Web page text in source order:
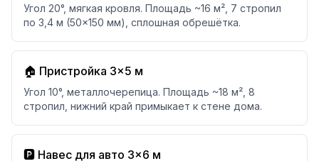
Угол 20°, мягкая кровля. Площадь ~16 м², 7 стропил
по 3,4 м (50×150 мм), сплошная обрешётка.
🏠 Пристройка 3×5 м
Угол 10°, металлочерепица. Площадь ~18 м², 8
стропил, нижний край примыкает к стене дома.
🅿️ Навес для авто 3×6 м